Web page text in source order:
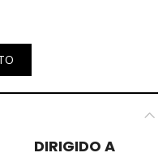
DIRIGIDO A